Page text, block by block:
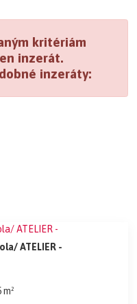
kritériám
inzerát.
inzeráty:
ATELIER -
m²